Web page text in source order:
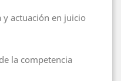
y actuación en juicio
la competencia